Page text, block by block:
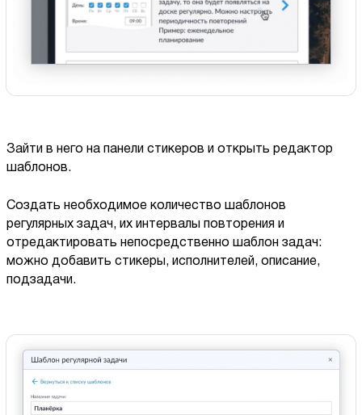
Зайти в него на панели стикеров и открыть редактор
шаблонов.
Создать необходимое количество шаблонов
регулярных задач, их интервалы повторения и
отредактировать непосредственно шаблон задач:
можно добавить стикеры, исполнителей, описание,
подзадачи.